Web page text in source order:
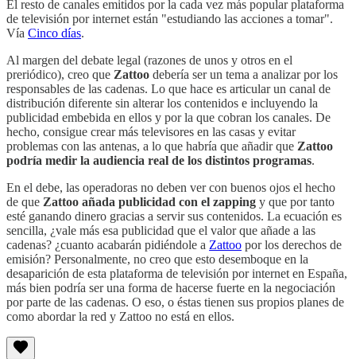
El resto de canales emitidos por la cada vez más popular plataforma
de televisión por internet están "estudiando las acciones a tomar".
Vía Cinco días.
Al margen del debate legal (razones de unos y otros en el
preriódico), creo que Zattoo debería ser un tema a analizar por los
responsables de las cadenas. Lo que hace es articular un canal de
distribución diferente sin alterar los contenidos e incluyendo la
publicidad embebida en ellos y por la que cobran los canales. De
hecho, consigue crear más televisores en las casas y evitar
problemas con las antenas, a lo que habría que añadir que Zattoo
podría medir la audiencia real de los distintos programas.
En el debe, las operadoras no deben ver con buenos ojos el hecho
de que Zattoo añada publicidad con el zapping y que por tanto
esté ganando dinero gracias a servir sus contenidos. La ecuación es
sencilla, ¿vale más esa publicidad que el valor que añade a las
cadenas? ¿cuanto acabarán pidiéndole a Zattoo por los derechos de
emisión? Personalmente, no creo que esto desemboque en la
desaparición de esta plataforma de televisión por internet en España,
más bien podría ser una forma de hacerse fuerte en la negociación
por parte de las cadenas. O eso, o éstas tienen sus propios planes de
como abordar la red y Zattoo no está en ellos.